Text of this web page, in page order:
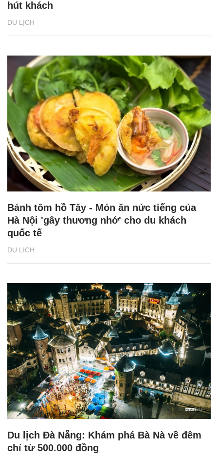
DU LỊCH
hút khách
DU LỊCH
Bánh tôm hồ Tây - Món ăn nức tiếng của
Hà Nội 'gây thương nhớ' cho du khách
quốc tế
Du lịch Đà Nẵng: Khám phá Bà Nà về đêm
chỉ từ 500.000 đồng